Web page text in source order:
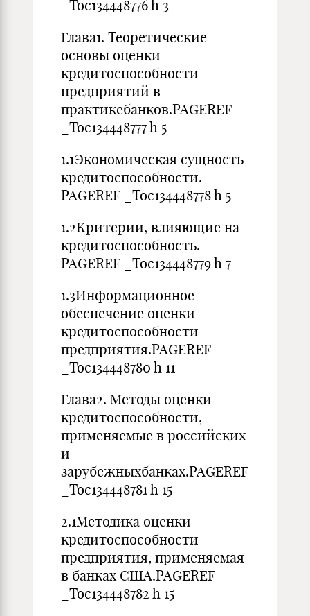
_Toc134448776 h 3
Глава1. Теоретические
основы оценки
кредитоспособности
предприятий в
практикебанков.PAGEREF
_Toc134448777 h 5
1.1Экономическая сущность
кредитоспособности.
PAGEREF _Toc134448778 h 5
1.2Критерии, влияющие на
кредитоспособность.
PAGEREF _Toc134448779 h 7
1.3Информационное
обеспечение оценки
кредитоспособности
предприятия.PAGEREF
_Toc134448780 h 11
Глава2. Методы оценки
кредитоспособности,
применяемые в российских
и
зарубежныхбанках.PAGEREF
_Toc134448781 h 15
2.1Методика оценки
кредитоспособности
предприятия, применяемая
в банках США.PAGEREF
_Toc134448782 h 15